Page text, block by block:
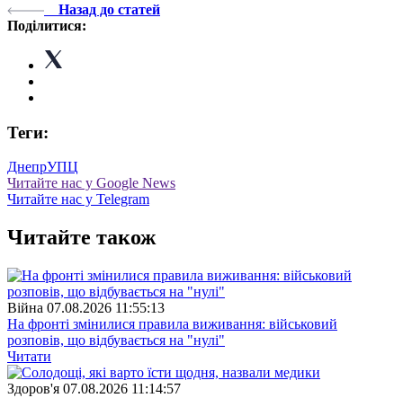
Назад до статей
Поділитися:
Теги:
ДнепрУПЦ
Читайте нас у Google News
Читайте нас у Telegram
Читайте також
Війна 07.08.2026 11:55:13
На фронті змінилися правила виживання: військовий
розповів, що відбувається на "нулі"
Читати
Здоров'я 07.08.2026 11:14:57